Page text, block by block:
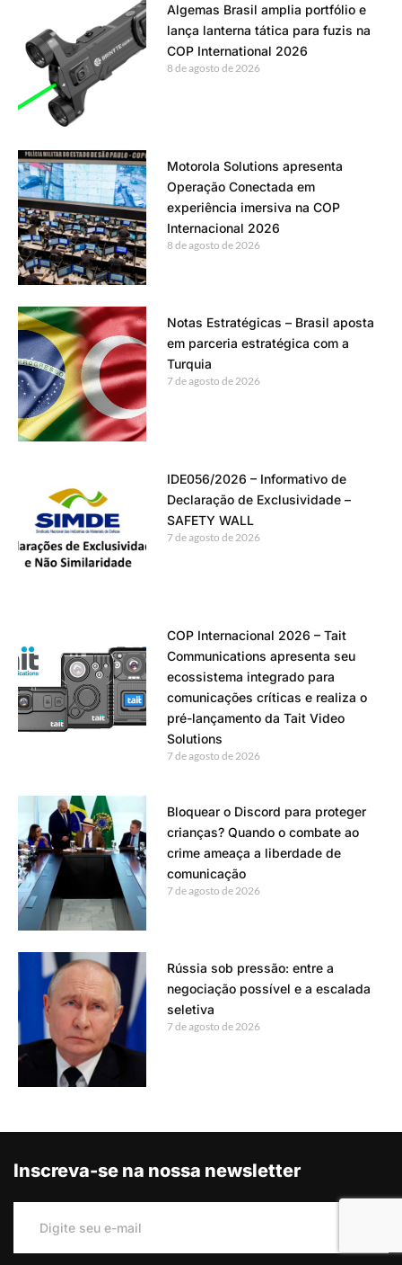
Algemas Brasil amplia portfólio e
lança lanterna tática para fuzis na
COP International 2026
8 de agosto de 2026
Motorola Solutions apresenta
Operação Conectada em
experiência imersiva na COP
Internacional 2026
8 de agosto de 2026
Notas Estratégicas – Brasil aposta
em parceria estratégica com a
Turquia
7 de agosto de 2026
IDE056/2026 – Informativo de
Declaração de Exclusividade –
SAFETY WALL
7 de agosto de 2026
COP Internacional 2026 – Tait
Communications apresenta seu
ecossistema integrado para
comunicações críticas e realiza o
pré-lançamento da Tait Video
Solutions
7 de agosto de 2026
Bloquear o Discord para proteger
crianças? Quando o combate ao
crime ameaça a liberdade de
comunicação
7 de agosto de 2026
Rússia sob pressão: entre a
negociação possível e a escalada
seletiva
7 de agosto de 2026
Inscreva-se na nossa newsletter